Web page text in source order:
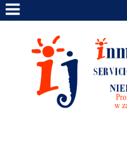
HOME
BEDRIJF
DIENSTEN